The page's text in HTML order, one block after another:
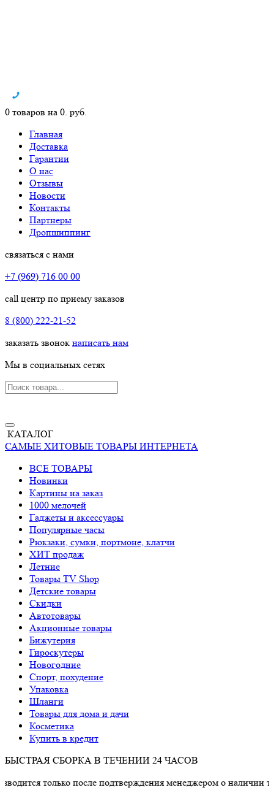
0 товаров на 0. руб.
Главная
Доставка
Гарантии
О нас
Отзывы
Новости
Контакты
Партнеры
Дропшиппинг
связаться с нами
+7 (969) 716 00 00
call центр по приему заказов
8 (800) 222-21-52
заказать звонок написать нам
Мы в социальных сетях
КАТАЛОГ
САМЫЕ ХИТОВЫЕ ТОВАРЫ ИНТЕРНЕТА
ВСЕ ТОВАРЫ
Новинки
Картины на заказ
1000 мелочей
Гаджеты и аксессуары
Популярные часы
Рюкзаки, сумки, портмоне, клатчи
ХИТ продаж
Летние
Товары TV Shop
Детские товары
Cкидки
Автотовары
Акционные товары
Бижутерия
Гироскутеры
Новогодние
Спорт, похудение
Упаковка
Шланги
Товары для дома и дачи
Косметика
Купить в кредит
БЫСТРАЯ СБОРКА В ТЕЧЕНИИ 24 ЧАСОВ
после подтверждения менеджером о наличии товара.